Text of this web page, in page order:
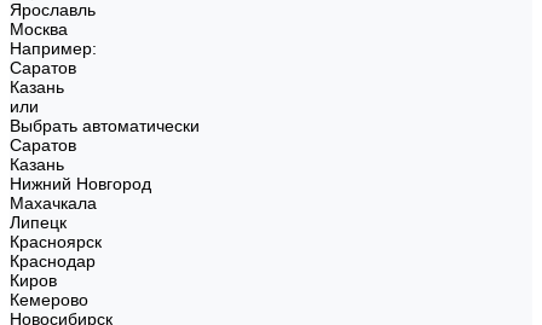
Ярославль
Москва
Например:
Саратов
Казань
или
Выбрать автоматически
Саратов
Казань
Нижний Новгород
Махачкала
Липецк
Красноярск
Краснодар
Киров
Кемерово
Новосибирск